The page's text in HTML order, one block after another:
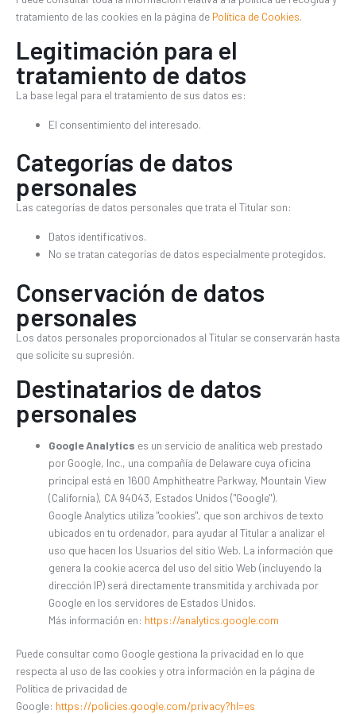
tratamiento de las cookies en la página de Política de Cookies.
Legitimación para el
tratamiento de datos
La base legal para el tratamiento de sus datos es:
El consentimiento del interesado.
Categorías de datos
personales
Las categorías de datos personales que trata el Titular son:
Datos identificativos.
No se tratan categorías de datos especialmente protegidos.
Conservación de datos
personales
Los datos personales proporcionados al Titular se conservarán hasta
que solicite su supresión.
Destinatarios de datos
personales
Google Analytics es un servicio de analítica web prestado
por Google, Inc., una compañía de Delaware cuya oficina
principal está en 1600 Amphitheatre Parkway, Mountain View
(California), CA 94043, Estados Unidos ("Google").
Google Analytics utiliza "cookies", que son archivos de texto
ubicados en tu ordenador, para ayudar al Titular a analizar el
uso que hacen los Usuarios del sitio Web. La información que
genera la cookie acerca del uso del sitio Web (incluyendo la
dirección IP) será directamente transmitida y archivada por
Google en los servidores de Estados Unidos.
Más información en: https://analytics.google.com
Puede consultar como Google gestiona la privacidad en lo que
respecta al uso de las cookies y otra información en la página de
Política de privacidad de
Google: https://policies.google.com/privacy?hl=es